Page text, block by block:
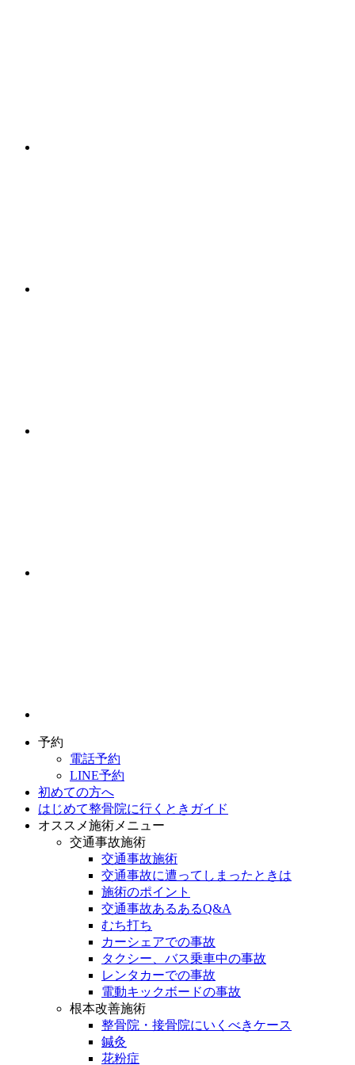
予約
電話予約
LINE予約
初めての方へ
はじめて整骨院に行くときガイド
オススメ施術メニュー
交通事故施術
交通事故施術
交通事故に遭ってしまったときは
施術のポイント
交通事故あるあるQ&A
むち打ち
カーシェアでの事故
タクシー、バス乗車中の事故
レンタカーでの事故
電動キックボードの事故
根本改善施術
整骨院・接骨院にいくべきケース
鍼灸
花粉症